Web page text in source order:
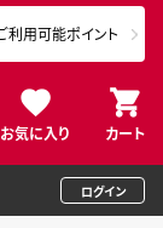
お気に入り カート
利用可能ポイント
ログイン